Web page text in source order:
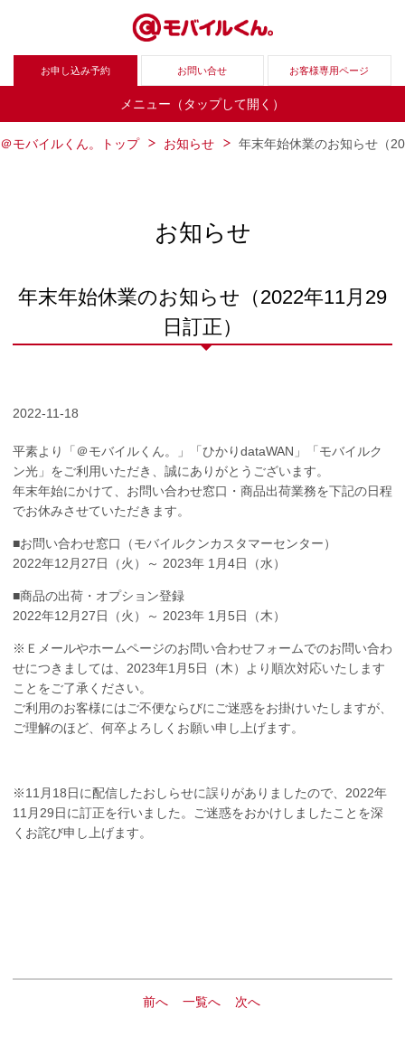
お申し込み予約 お問い合せ お客様専用ページ
メニュー（タップして開く）
＠モバイルくん。トップ お知らせ 年末年始休業のお知らせ（
お知らせ
年末年始休業のお知らせ（2022年11月29
日訂正）
2022-11-18
平素より「＠モバイルくん。」「ひかりdataWAN」「モバイルク
ン光」をご利用いただき、誠にありがとうございます。
年末年始にかけて、お問い合わせ窓口・商品出荷業務を下記の日程
でお休みさせていただきます。
■お問い合わせ窓口（モバイルクンカスタマーセンター）
2022年12月27日（火）～ 2023年 1月4日（水）
■商品の出荷・オプション登録
2022年12月27日（火）～ 2023年 1月5日（木）
※Ｅメールやホームページのお問い合わせフォームでのお問い合わ
せにつきましては、2023年1月5日（木）より順次対応いたします
ことをご了承ください。
ご利用のお客様にはご不便ならびにご迷惑をお掛けいたしますが、
ご理解のほど、何卒よろしくお願い申し上げます。
※11月18日に配信したおしらせに誤りがありましたので、2022年
11月29日に訂正を行いました。ご迷惑をおかけしましたことを深
くお詫び申し上げます。
前へ 一覧へ 次へ